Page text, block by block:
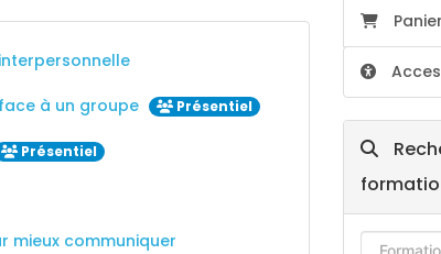
à un groupe Présentiel
Présentiel
mieux communiquer
Panier